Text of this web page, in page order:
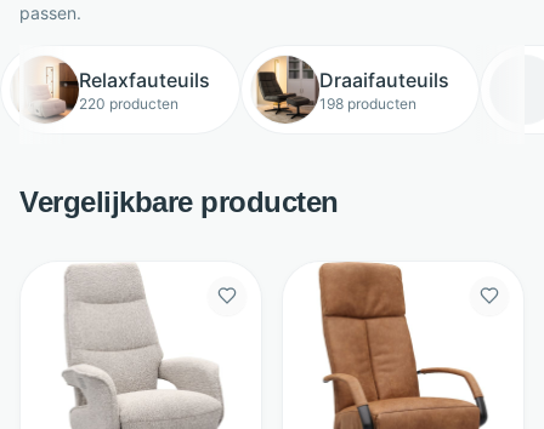
passen.
Relaxfauteuils
220 producten
Draaifauteuils
198 producten
Vergelijkbare producten